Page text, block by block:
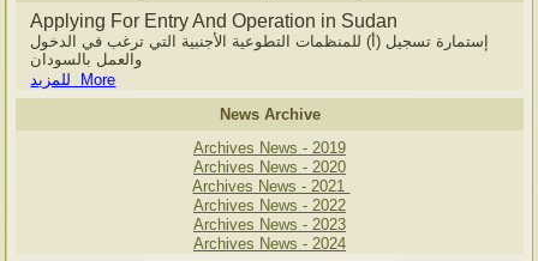
Applying For Entry And Operation in Sudan
إستمارة تسجيل (أ) للمنظمات التطوعية الأجنبية التي ترغب في الدخول
والعمل بالسودان
للمزيد More
News Archive
Archives News - 2019
Archives News - 2020
Archives News - 2021
Archives News - 2022
Archives News - 2023
Archives News - 2024